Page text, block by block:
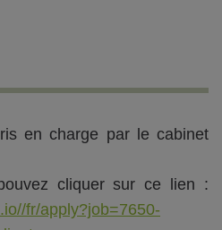
en charge par le cabinet
cliquer sur ce lien :
fr/apply?job=7650-